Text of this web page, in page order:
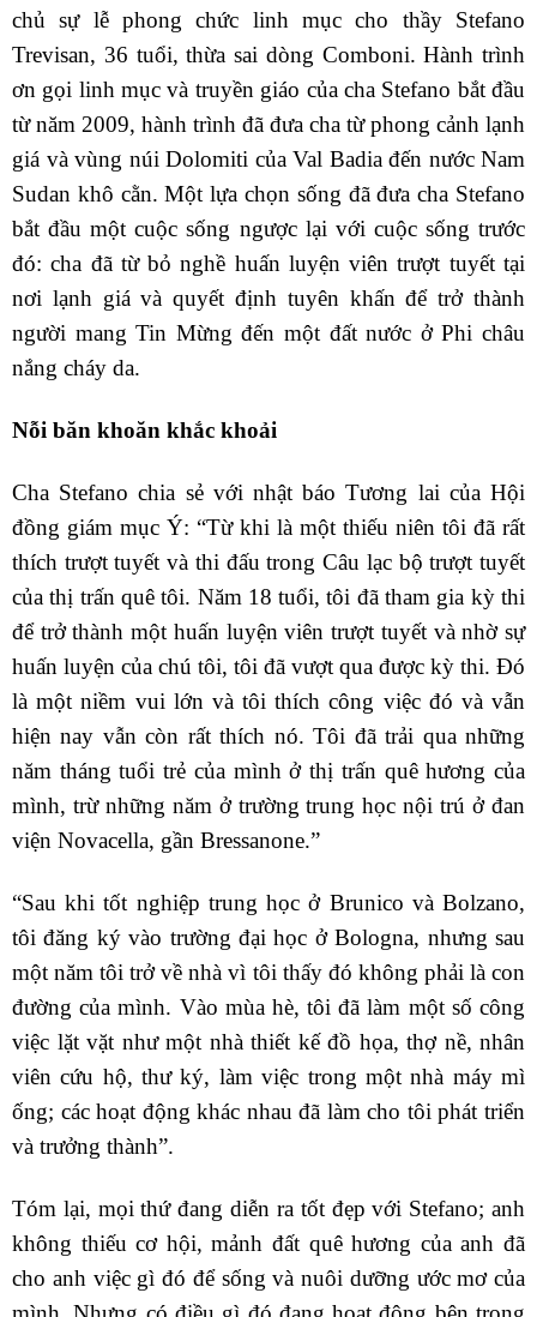
chủ sự lễ phong chức linh mục cho thầy Stefano
Trevisan, 36 tuổi, thừa sai dòng Comboni. Hành trình
ơn gọi linh mục và truyền giáo của cha Stefano bắt đầu
từ năm 2009, hành trình đã đưa cha từ phong cảnh lạnh
giá và vùng núi Dolomiti của Val Badia đến nước Nam
Sudan khô cằn. Một lựa chọn sống đã đưa cha Stefano
bắt đầu một cuộc sống ngược lại với cuộc sống trước
đó: cha đã từ bỏ nghề huấn luyện viên trượt tuyết tại
nơi lạnh giá và quyết định tuyên khấn để trở thành
người mang Tin Mừng đến một đất nước ở Phi châu
nắng cháy da.
Nỗi băn khoăn khắc khoải
Cha Stefano chia sẻ với nhật báo Tương lai của Hội
đồng giám mục Ý: “Từ khi là một thiếu niên tôi đã rất
thích trượt tuyết và thi đấu trong Câu lạc bộ trượt tuyết
của thị trấn quê tôi. Năm 18 tuổi, tôi đã tham gia kỳ thi
để trở thành một huấn luyện viên trượt tuyết và nhờ sự
huấn luyện của chú tôi, tôi đã vượt qua được kỳ thi. Đó
là một niềm vui lớn và tôi thích công việc đó và vẫn
hiện nay vẫn còn rất thích nó. Tôi đã trải qua những
năm tháng tuổi trẻ của mình ở thị trấn quê hương của
mình, trừ những năm ở trường trung học nội trú ở đan
viện Novacella, gần Bressanone.”
“Sau khi tốt nghiệp trung học ở Brunico và Bolzano,
tôi đăng ký vào trường đại học ở Bologna, nhưng sau
một năm tôi trở về nhà vì tôi thấy đó không phải là con
đường của mình. Vào mùa hè, tôi đã làm một số công
việc lặt vặt như một nhà thiết kế đồ họa, thợ nề, nhân
viên cứu hộ, thư ký, làm việc trong một nhà máy mì
ống; các hoạt động khác nhau đã làm cho tôi phát triển
và trưởng thành”.
Tóm lại, mọi thứ đang diễn ra tốt đẹp với Stefano; anh
không thiếu cơ hội, mảnh đất quê hương của anh đã
cho anh việc gì đó để sống và nuôi dưỡng ước mơ của